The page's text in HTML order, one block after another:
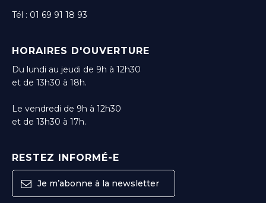
Tél : 01 69 91 18 93
HORAIRES D'OUVERTURE
Du lundi au jeudi de 9h à 12h30
et de 13h30 à 18h.
Le vendredi de 9h à 12h30
et de 13h30 à 17h.
RESTEZ INFORMÉ-E
Je m’abonne à la newsletter